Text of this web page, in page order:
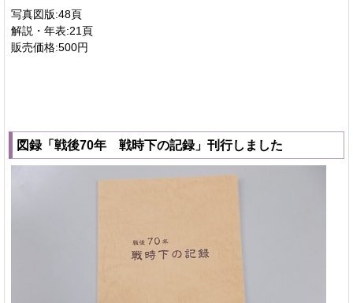
写真図版:48頁
解説・年表:21頁
販売価格:500円
図録「戦後70年 戦時下の記録」刊行しました